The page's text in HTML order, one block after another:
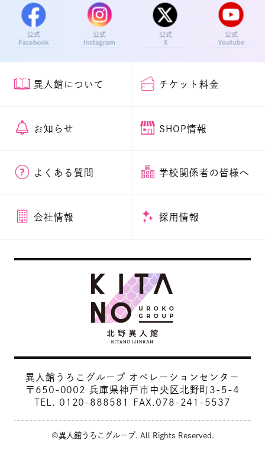
異人館について チケット料金
お知らせ SHOP情報
よくある質問 学校関係者の皆様へ
会社情報 採用情報
異人館うろこグループ オペレーションセンター
〒650-0002 兵庫県神戸市中央区北野町3-5-4
TEL. 0120-888581 FAX.078-241-5537
©異人館うろこグループ. All Rights Reserved.